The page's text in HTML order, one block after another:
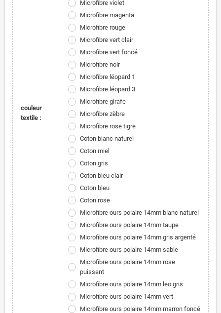
couleur
textile :
Microfibre violet
Microfibre magenta
Microfibre rouge
Microfibre vert clair
Microfibre vert foncé
Microfibre noir
Microfibre léopard 1
Microfibre léopard 3
Microfibre girafe
Microfibre zèbre
Microfibre rose tigre
Coton blanc naturel
Coton miel
Coton gris
Coton bleu clair
Coton bleu
Coton rose
Microfibre ours polaire 14mm blanc naturel
Microfibre ours polaire 14mm taupe
Microfibre ours polaire 14mm gris argenté
Microfibre ours polaire 14mm sable
Microfibre ours polaire 14mm rose
puissant
Microfibre ours polaire 14mm leo gris
Microfibre ours polaire 14mm vert
Microfibre ours polaire 14mm marron foncé